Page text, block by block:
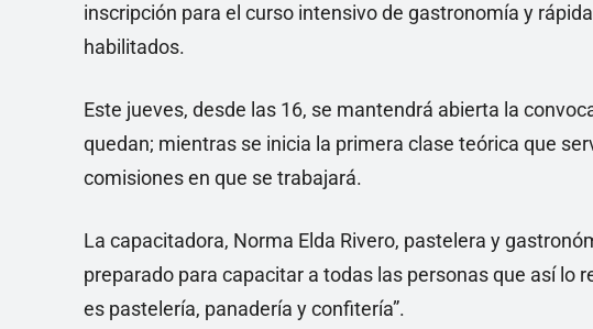
inscripción para el curso intensivo de gastronomía y
habilitados.
Este jueves, desde las 16, se mantendrá abierta la
quedan; mientras se inicia la primera clase teórica que
comisiones en que se trabajará.
La capacitadora, Norma Elda Rivero, pastelera y
preparado para capacitar a todas las personas que así lo
es pastelería, panadería y confitería”.